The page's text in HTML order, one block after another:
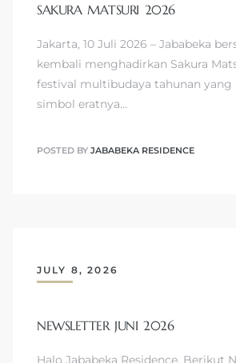
SAKURA MATSURI 2026
Jakarta, 10 Juli 2026 – Jababeka
kembali menghadirkan Sakura
festival multibudaya tahunan yang
simbol eratnya…
POSTED BY JABABEKA RESIDENCE
JULY 8, 2026
NEWSLETTER JUNI 2026
Halo Jababeka Residence, Berikut